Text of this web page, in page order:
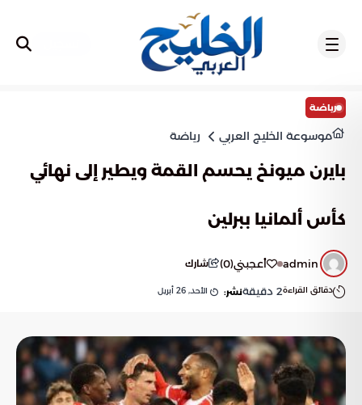
رياضة
موسوعة الخليج العربي رياضة
بايرن ميونخ يحسم القمة ويطير إلى نهائي
كأس ألمانيا ببرلين
admin أعجبني(
0
) شارك
دقائق القراءة2 دقيقةنشر: الأحد, 26 أبريل